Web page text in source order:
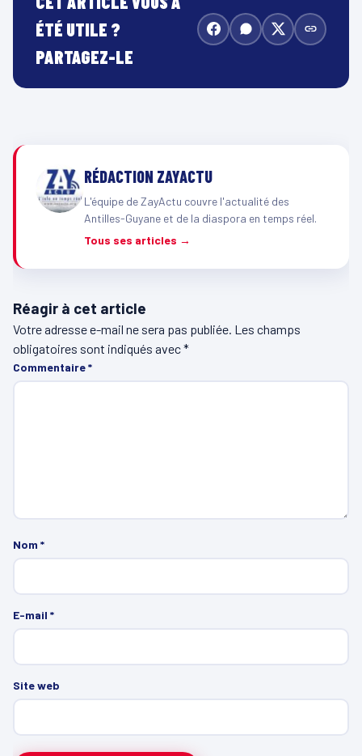
ÉTÉ UTILE ?
PARTAGEZ-LE
RÉDACTION ZAYACTU
L'équipe de ZayActu couvre l'actualité des
Antilles-Guyane et de la diaspora en temps réel.
Tous ses articles →
Réagir à cet article
Votre adresse e-mail ne sera pas publiée. Les champs
obligatoires sont indiqués avec*
Commentaire*
Nom *
E-mail *
Site web